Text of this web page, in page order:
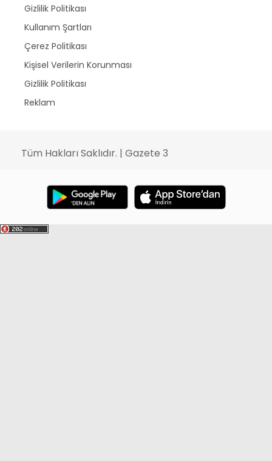
Gizlilik Politikası
Kullanım Şartları
Çerez Politikası
Kişisel Verilerin Korunması
Gizlilik Politikası
Reklam
Tüm Hakları Saklıdır. | Gazete 3